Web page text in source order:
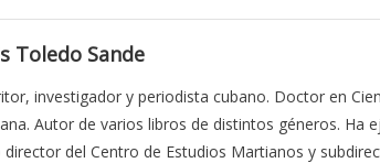
Toledo Sande
investigador y periodista cubano. Doctor en
Autor de varios libros de distintos géneros. Ha
director del Centro de Estudios Martianos y